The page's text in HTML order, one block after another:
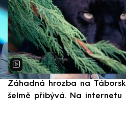
Záhadná hrozba na
šelmě přibývá. Na internetu